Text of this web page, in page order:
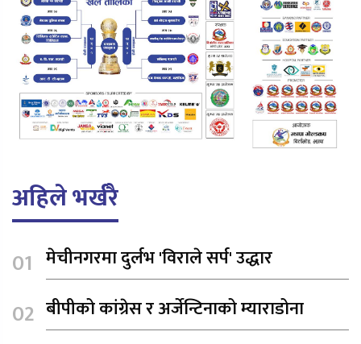
अहिले भर्खरै
मेचीनगरमा दुर्लभ 'विराले सर्प' उद्धार
बीपीको कांग्रेस र अर्जेन्टिनाको म्याराडोना